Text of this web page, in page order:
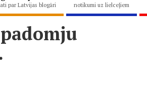
par Latvijas blogāri notikumi uz lielceļiem